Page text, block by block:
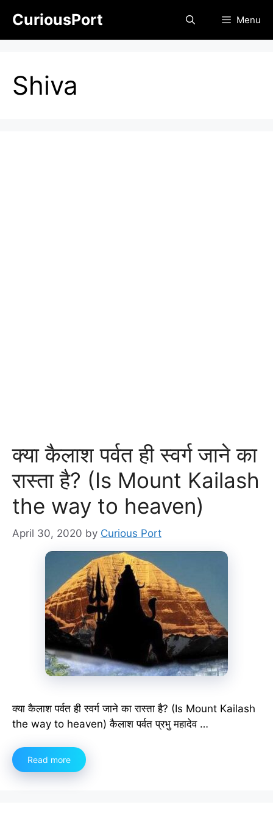
content
CuriousPort Menu
Shiva
क्या कैलाश पर्वत ही स्वर्ग जाने का
रास्ता है? (Is Mount Kailash
the way to heaven)
April 30, 2020 by Curious Port
क्या कैलाश पर्वत ही स्वर्ग जाने का रास्ता है? (Is Mount Kailash
the way to heaven) कैलाश पर्वत प्रभु महादेव …
Read more